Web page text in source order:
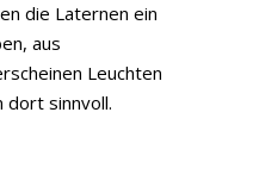
die Laternen ein
aus
Leuchten
dort sinnvoll.